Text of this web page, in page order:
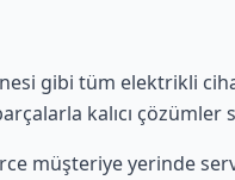
gibi tüm elektrikli
kalıcı çözümler
müşteriye yerinde